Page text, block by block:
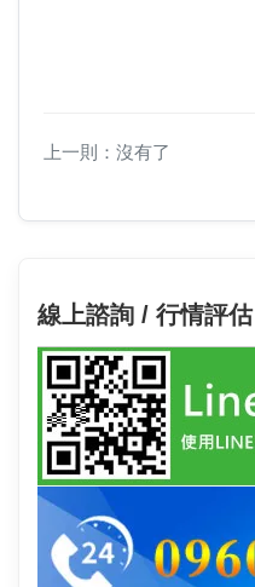
上一則：沒有了
線上諮詢 / 行情評估